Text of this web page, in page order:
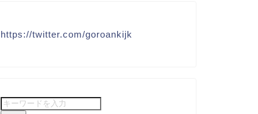
https://twitter.com/goroankijk